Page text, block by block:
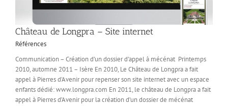
Château de Longpra – Site internet
Références
Communication – Création d’un dossier d’appel à mécénat Printemps
2010, automne 2011 – Isère En 2010, Le Château de Longpra a fait
appel à Pierres d'Avenir pour repenser son site internet avec un espace
enfants dédié: www.longpra.com En 2011, le château de Longpra a fait
appel à Pierres d’Avenir pour la création d’un dossier de mécénat